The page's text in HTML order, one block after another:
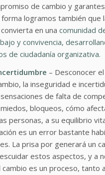
de cambio y
logramos también que
en una comunidad
y convivencia,
de ciudadanía organizativa.
– Desconocer
la inseguridad e
de falta de
bloqueos, cómo
personas, a su equilibrio
es un error bastante
La prisa por generará un
estos aspectos, y a
es un proceso, tanto